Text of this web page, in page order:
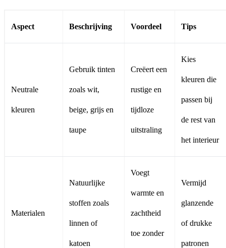
Aspect Beschrijving Voordeel Tips
Neutrale
kleuren
Gebruik tinten
zoals wit,
beige, grijs en
taupe
Creëert een
rustige en
tijdloze
uitstraling
Kies
kleuren die
passen bij
de rest van
het interieur
Materialen
Natuurlijke
stoffen zoals
linnen of
katoen
Voegt
warmte en
zachtheid
toe zonder
Vermijd
glanzende
of drukke
patronen